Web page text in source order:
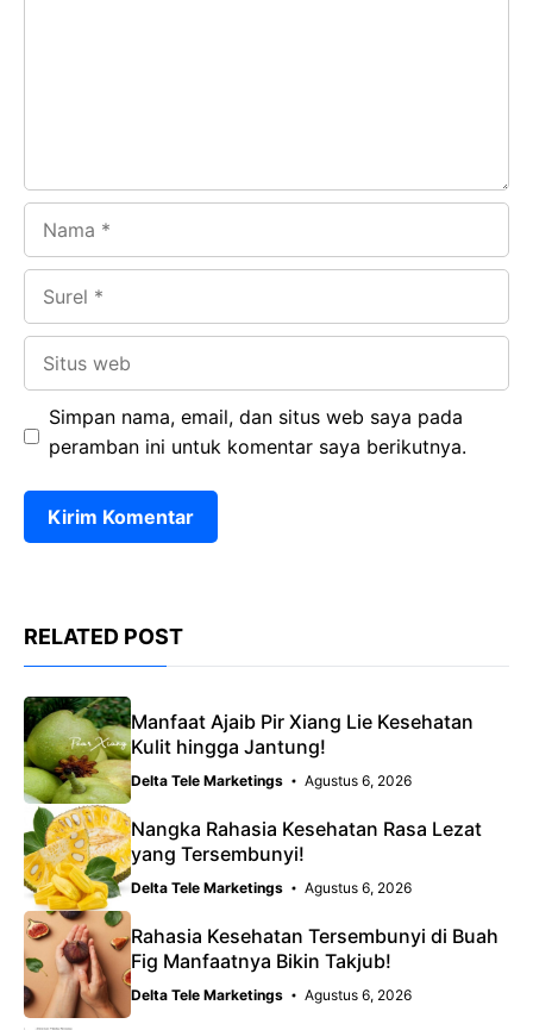
Simpan nama, email, dan situs web saya pada
peramban ini untuk komentar saya berikutnya.
RELATED POST
Manfaat Ajaib Pir Xiang Lie Kesehatan
Kulit hingga Jantung!
Delta Tele Marketings Agustus 6, 2026
Nangka Rahasia Kesehatan Rasa Lezat
yang Tersembunyi!
Delta Tele Marketings Agustus 6, 2026
Rahasia Kesehatan Tersembunyi di Buah
Fig Manfaatnya Bikin Takjub!
Delta Tele Marketings Agustus 6, 2026